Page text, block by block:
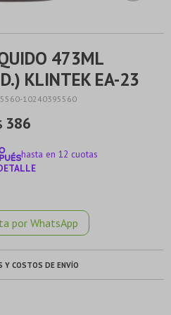
473ML
KLINTEK EA-23
10240395560
386
hasta en 12 cuotas
por WhatsApp
Y COSTOS DE ENVÍO